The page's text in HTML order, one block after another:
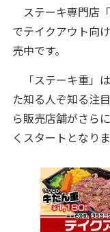
ステーキ専門店
でテイクアウト向
売中です。
「ステーキ重」
た知る人ぞ知る注
ら販売店舗がさら
くスタートとなり